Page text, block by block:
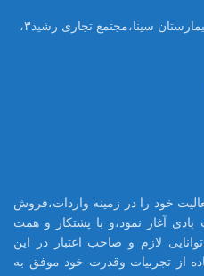
تهران ،خیابان امام خمینی،روبروی بیمارستان سینا،مجتمع تجاری رشید۳،
صبا صنعت از سال ۱۳۸۰ فعالیت خود را در زمینه واردات،فروش
آغاز نمود،و با پشتکار و همت
لازم و صاحب اعتبار در این
سال ۱۳۸۸ با استفاده از تجربیات وقدرت خود موفق به